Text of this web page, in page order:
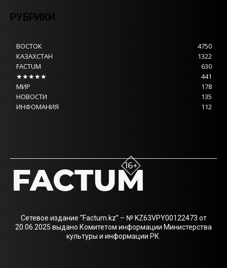
РУБРИКИ
ВОСТОК
4750
КАЗАХСТАН
1322
FACTUM
630
★★★★★
441
МИР
178
НОВОСТИ
135
ИНФОМАНИЯ
112
Сетевое издание “Factum.kz” – № KZ63VPY00122473 от
20.06.2025 выдано Комитетом информации Министерства
культуры и информации РК.